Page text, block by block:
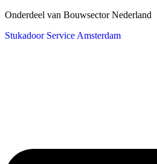
Onderdeel van Bouwsector Nederland
Stukadoor Service Amsterdam